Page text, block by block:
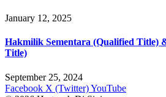
January 12, 2025
Hakmilik Sementara (Qualified Title)
Title)
September 25, 2024
Facebook X (Twitter)YouTube